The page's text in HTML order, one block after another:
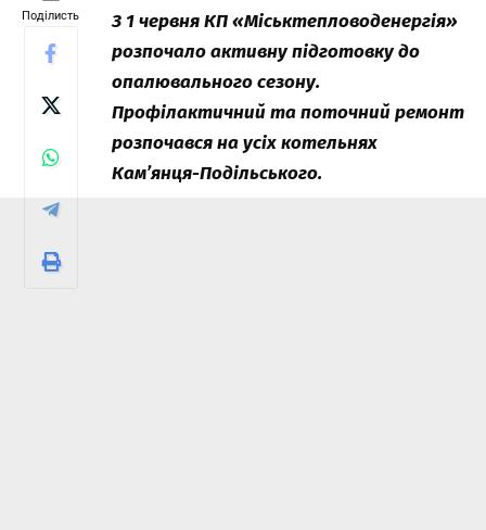
Поділисть
З 1 червня КП «Міськтепловоденергія»
розпочало активну підготовку до
опалювального сезону.
Профілактичний та поточний ремонт
розпочався на усіх котельнях
Кам’янця-Подільського.